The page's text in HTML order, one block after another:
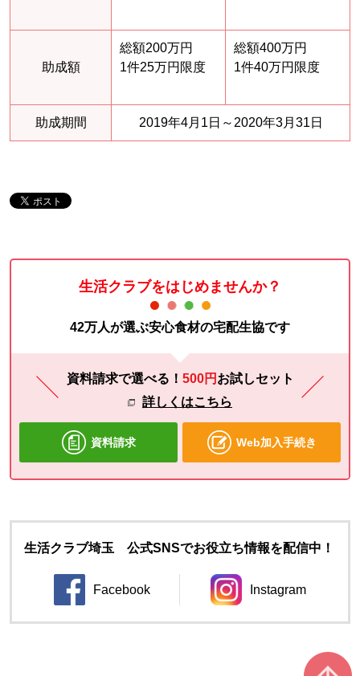
助成額
総額200万円
1件25万円限度
総額400万円
1件40万円限度
助成期間 2019年4月1日～2020年3月31日
生活クラブをはじめませんか？
42万人が選ぶ安心食材の宅配生協です
資料請求で選べる！ 500円 お試しセット
詳しくはこちら
資料請求 Web加入手続き
生活クラブ埼玉 公式SNSでお役立ち情報を配信中！
Facebook
別のウィンドウで開きます。
Instagram
別のウィンドウ